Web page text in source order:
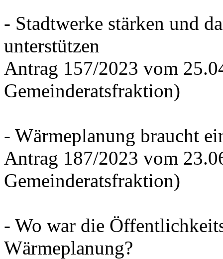
- Stadtwerke stärken und
unterstützen
Antrag 157/2023 vom
Gemeinderatsfraktion)
- Wärmeplanung braucht
Antrag 187/2023 vom
Gemeinderatsfraktion)
- Wo war die
Wärmeplanung?